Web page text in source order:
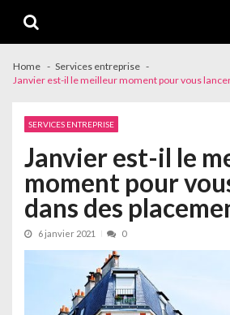
navigation
content
Home
Services entreprise
Janvier est-il le meilleur moment pour vous
SERVICES ENTREPRISE
Janvier est-il le
moment pour
dans des
6 janvier 2021 0